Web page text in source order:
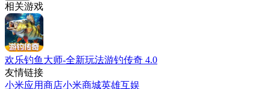
相关游戏
欢乐钓鱼大师-全新玩法游钓传奇 4.0
友情链接
小米应用商店小米商城英雄互娱